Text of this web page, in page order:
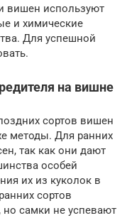
вишен используют
и химические
Для успешной
на вишне
сортов вишен
методы. Для ранних
так как они дают
особей
их из куколок в
сортов
самки не успевают